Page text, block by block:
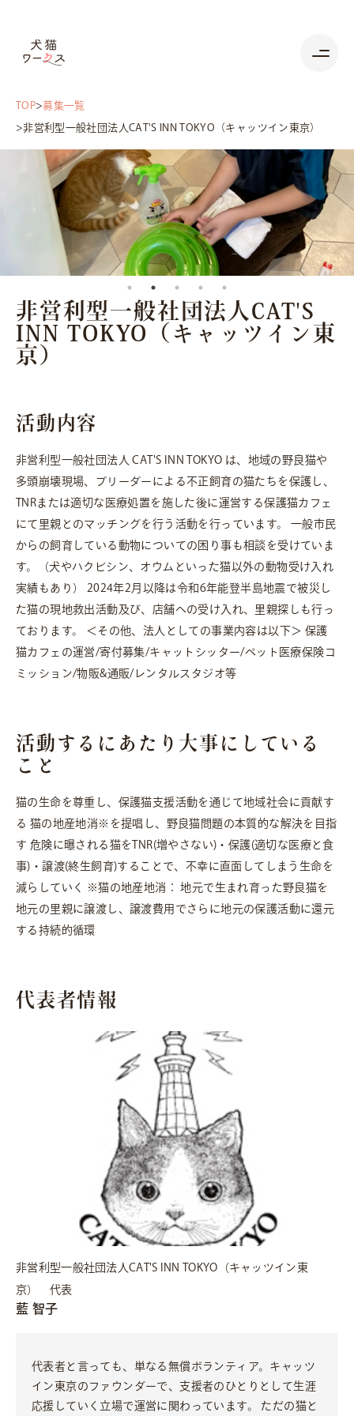
TOP 募集一覧
非営利型一般社団法人CAT'S INN TOKYO（キャッツイン東京）
非営利型一般社団法人CAT'S
INN TOKYO（キャッツイン東
京）
活動内容
非営利型一般社団法人 CAT'S INN TOKYO は、地域の野良猫や
多頭崩壊現場、ブリーダーによる不正飼育の猫たちを保護し、
TNRまたは適切な医療処置を施した後に運営する保護猫カフェ
にて里親とのマッチングを行う活動を行っています。 一般市民
からの飼育している動物についての困り事も相談を受けていま
す。（犬やハクビシン、オウムといった猫以外の動物受け入れ
実績もあり） 2024年2月以降は令和6年能登半島地震で被災し
た猫の現地救出活動及び、店舗への受け入れ、里親探しも行っ
ております。 ＜その他、法人としての事業内容は以下＞ 保護
猫カフェの運営/寄付募集/キャットシッター/ペット医療保険コ
ミッション/物販&通販/レンタルスタジオ等
活動するにあたり大事にしている
こと
猫の生命を尊重し、保護猫支援活動を通じて地域社会に貢献す
る 猫の地産地消※を提唱し、野良猫問題の本質的な解決を目指
す 危険に曝される猫をTNR(増やさない)・保護(適切な医療と食
事)・譲渡(終生飼育)することで、不幸に直面してしまう生命を
減らしていく ※猫の地産地消： 地元で生まれ育った野良猫を
地元の里親に譲渡し、譲渡費用でさらに地元の保護活動に還元
する持続的循環
代表者情報
非営利型一般社団法人CAT'S INN TOKYO（キャッツイン東
京） 代表
藍 智子
代表者と言っても、単なる無償ボランティア。キャッツ
イン東京のファウンダーで、支援者のひとりとして生涯
応援していく立場で運営に関わっています。 ただの猫と